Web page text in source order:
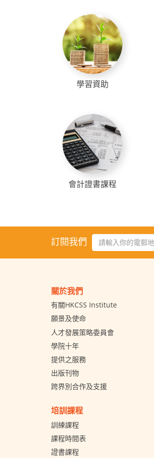
學習資助
會計證書課程
訂閱我們
關於我們
有關HKCSS Institute
願景及使命
人才發展策略委員會
學院十年
提供之服務
出版刊物
跨界別合作及支援
培訓課程
訓練課程
課程時間表
證書課程